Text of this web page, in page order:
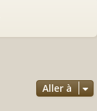
Aller à